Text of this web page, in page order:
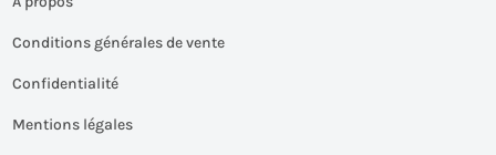
Conditions générales de vente
Confidentialité
Mentions légales